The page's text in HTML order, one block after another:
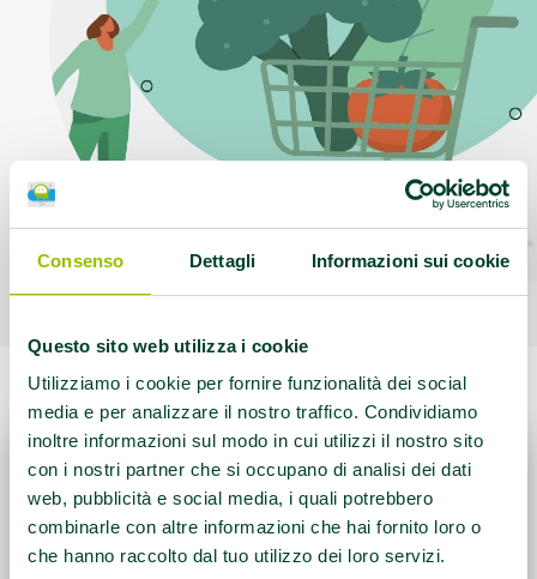
Consenso Dettagli Informazioni sui cookie
Questo sito web utilizza i cookie
Utilizziamo i cookie per fornire funzionalità dei social
media e per analizzare il nostro traffico. Condividiamo
inoltre informazioni sul modo in cui utilizzi il nostro sito
con i nostri partner che si occupano di analisi dei dati
web, pubblicità e social media, i quali potrebbero
combinarle con altre informazioni che hai fornito loro o
che hanno raccolto dal tuo utilizzo dei loro servizi.